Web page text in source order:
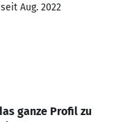
Aug. 2022
ganze Profil zu